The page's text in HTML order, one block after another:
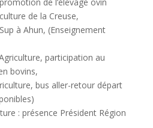
de l’élevage ovin
de la Creuse,
à Ahun, (Enseignement
participation au
bovins,
bus aller-retour départ
: présence Président Région